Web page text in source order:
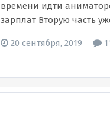
времени идти
зарплат Вторую часть
20 сентября, 2019